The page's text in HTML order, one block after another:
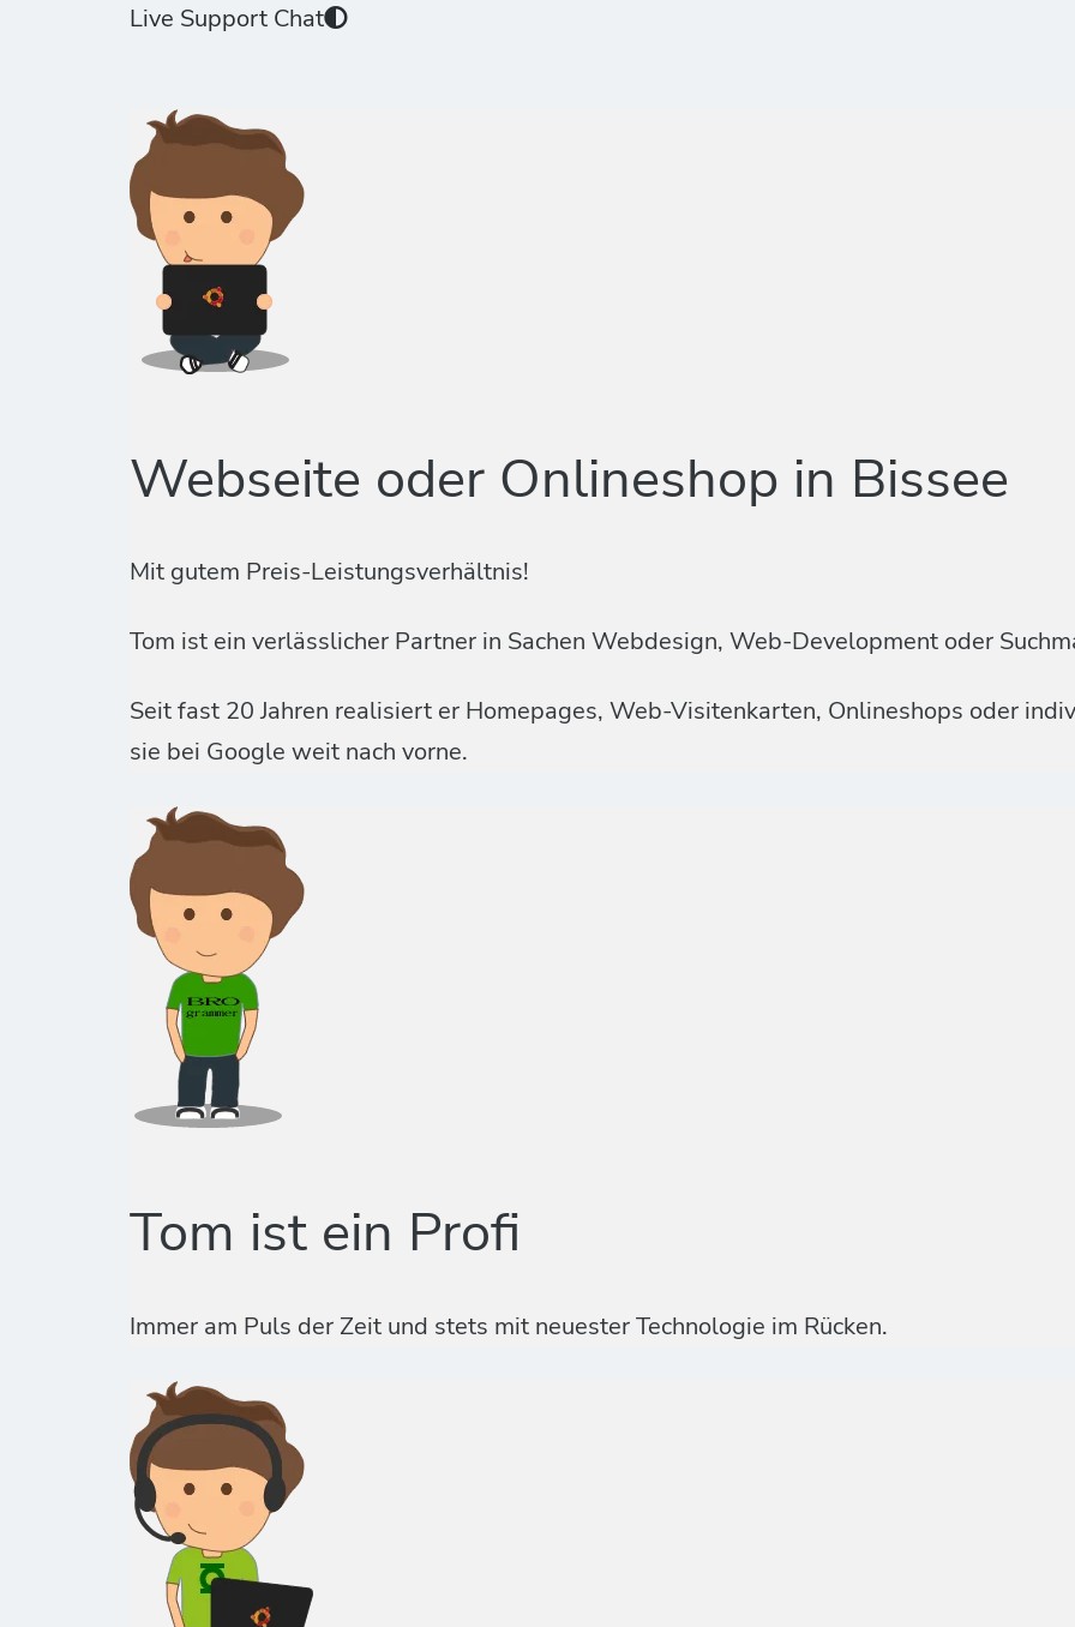
Live Support Chat
Webseite oder Onlineshop in Bissee
Mit gutem Preis-Leistungsverhältnis!
Tom ist ein verlässlicher Partner in Sachen Webdesign, Web-Development oder
Seit fast 20 Jahren realisiert er Homepages, Web-Visitenkarten, Onlineshops oder
sie bei Google weit nach vorne.
Tom ist ein Profi
Immer am Puls der Zeit und stets mit neuester Technologie im Rücken.